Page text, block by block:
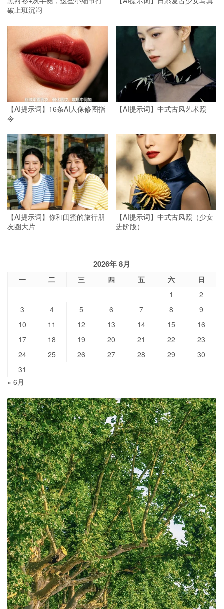
破上班沉闷
【AI提示词】16条AI人像修图指
令
【AI提示词】中式古风艺术照
【AI提示词】你和闺蜜的旅行朋
友圈大片
【AI提示词】中式古风照（少女
进阶版）
2026年 8月
一 二 三 四 五 六
日
1
2
3
4 5 6 7 8
9
10
11 12 13 14 15
16
17
18 19 20 21 22
23
24
25 26 27 28 29
30
31
« 6月